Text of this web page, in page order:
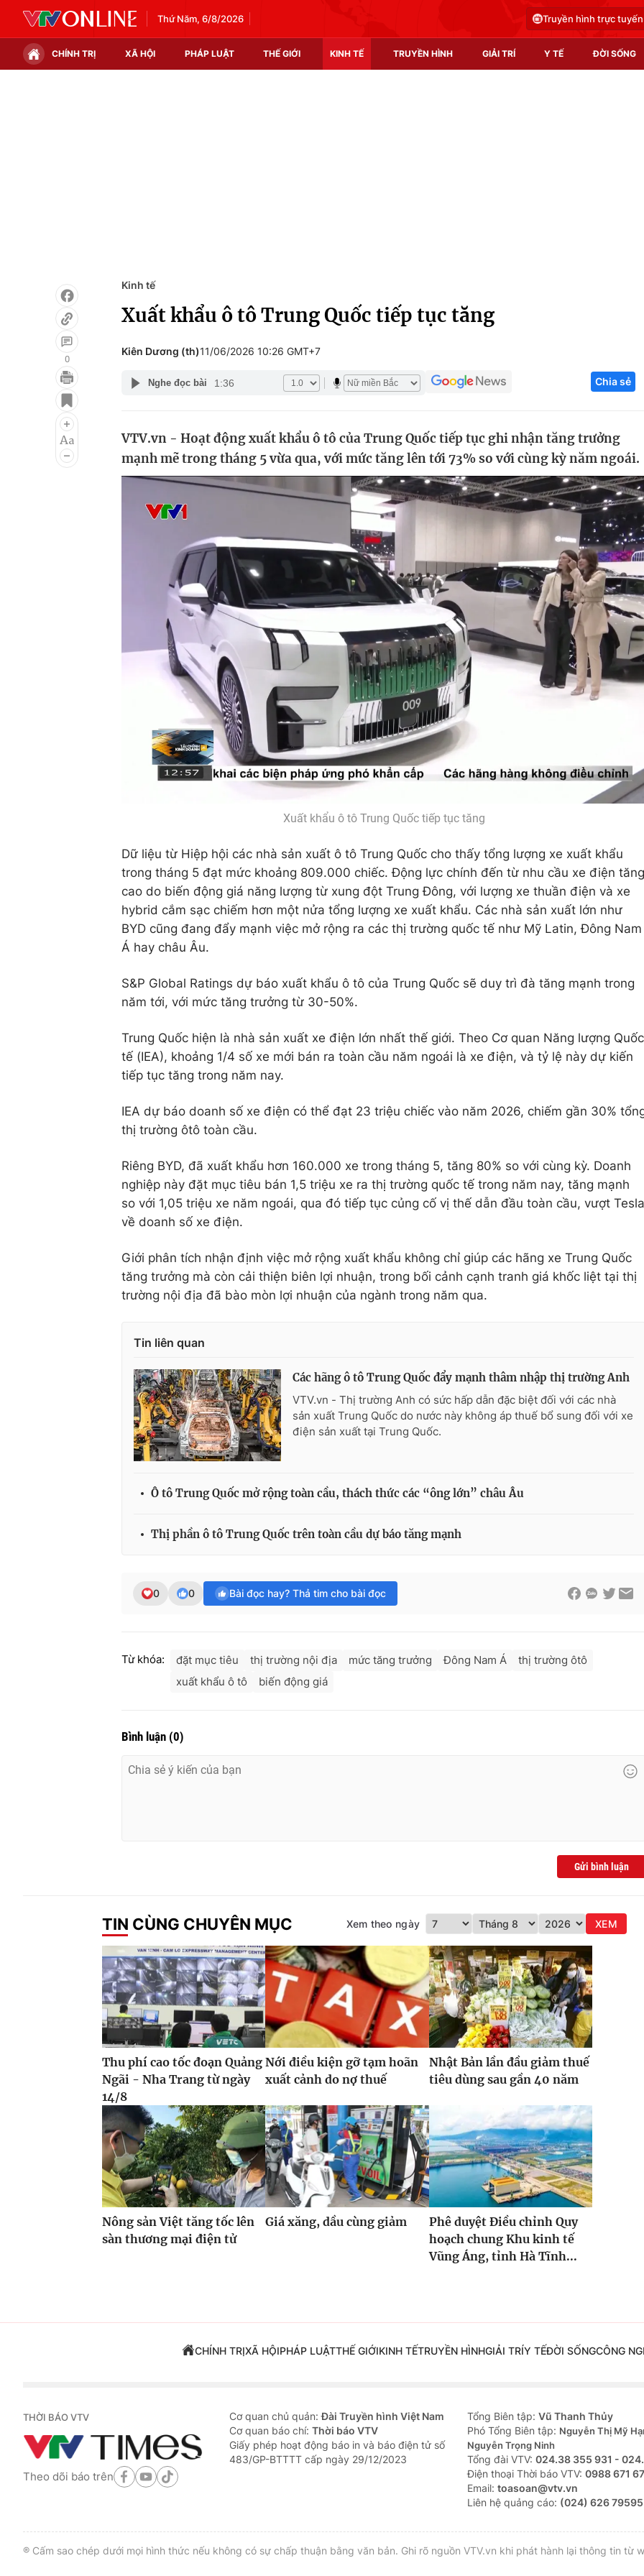
Thứ Năm, 6/8/2026 Truyền hình trực tuyến
CHÍNH TRỊ XÃ HỘI PHÁP LUẬT THẾ GIỚI KINH TẾ TRUYỀN HÌNH GIẢI TRÍ Y TẾ ĐỜI SỐNG
Điện ảnh
Âm nhạc
Làm đẹp
Chất lượng cuộc sống
Giáo dục
Học trực tuyến
Công nghệ
Sản phẩm
Thị trường
Tư vấn
0
Kinh tế
Xuất khẩu ô tô Trung Quốc tiếp tục tăng
Kiên Dương (th)11/06/2026 10:26 GMT+7
Nghe đọc bài 1:36 Chia sẻ
VTV.vn - Hoạt động xuất khẩu ô tô của Trung Quốc tiếp tục ghi nhận tăng trưởng
mạnh mẽ trong tháng 5 vừa qua, với mức tăng lên tới 73% so với cùng kỳ năm ngoái.
Xuất khẩu ô tô Trung Quốc tiếp tục tăng
Dữ liệu từ Hiệp hội các nhà sản xuất ô tô Trung Quốc cho thấy tổng lượng xe xuất khẩu
trong tháng 5 đạt mức khoảng 809.000 chiếc. Động lực chính đến từ nhu cầu xe điện tăng
cao do biến động giá năng lượng từ xung đột Trung Đông, với lượng xe thuần điện và xe
hybrid cắm sạc chiếm hơn một nửa tổng lượng xe xuất khẩu. Các nhà sản xuất lớn như
BYD cũng đang đẩy mạnh việc mở rộng ra các thị trường quốc tế như Mỹ Latin, Đông Nam
Á hay châu Âu.
S&P Global Ratings dự báo xuất khẩu ô tô của Trung Quốc sẽ duy trì đà tăng mạnh trong
năm tới, với mức tăng trưởng từ 30-50%.
Trung Quốc hiện là nhà sản xuất xe điện lớn nhất thế giới. Theo Cơ quan Năng lượng Quốc
tế (IEA), khoảng 1/4 số xe mới bán ra toàn cầu năm ngoái là xe điện, và tỷ lệ này dự kiến
tiếp tục tăng trong năm nay.
IEA dự báo doanh số xe điện có thể đạt 23 triệu chiếc vào năm 2026, chiếm gần 30%
thị trường ôtô toàn cầu.
Riêng BYD, đã xuất khẩu hơn 160.000 xe trong tháng 5, tăng 80% so với cùng kỳ. Doanh
nghiệp này đặt mục tiêu bán 1,5 triệu xe ra thị trường quốc tế trong năm nay, tăng mạnh
so với 1,05 triệu xe năm ngoái, qua đó tiếp tục củng cố vị thế dẫn đầu toàn cầu, vượt Tesla
về doanh số xe điện.
Giới phân tích nhận định việc mở rộng xuất khẩu không chỉ giúp các hãng xe Trung Quốc
tăng trưởng mà còn cải thiện biên lợi nhuận, trong bối cảnh cạnh tranh giá khốc liệt tại thị
trường nội địa đã bào mòn lợi nhuận của ngành trong năm qua.
Tin liên quan
Các hãng ô tô Trung Quốc đẩy mạnh thâm nhập thị trường Anh
VTV.vn - Thị trường Anh có sức hấp dẫn đặc biệt đối với các nhà
sản xuất Trung Quốc do nước này không áp thuế bổ sung đối với xe
điện sản xuất tại Trung Quốc.
Ô tô Trung Quốc mở rộng toàn cầu, thách thức các “ông lớn” châu Âu
Thị phần ô tô Trung Quốc trên toàn cầu dự báo tăng mạnh
0 0 Bài đọc hay? Thả tim cho bài đọc
Từ khóa: đặt mục tiêu thị trường nội địa mức tăng trưởng Đông Nam Á
thị trường ôtô
xuất khẩu ô tô
biến động giá
Bình luận (0)
Gửi bình luận
TIN CÙNG CHUYÊN MỤC Xem theo ngày XEM
Thu phí cao tốc đoạn Quảng
Ngãi - Nha Trang từ ngày
14/8
Nới điều kiện gỡ tạm hoãn
xuất cảnh do nợ thuế
Nhật Bản lần đầu giảm thuế
tiêu dùng sau gần 40 năm
Nông sản Việt tăng tốc lên
sàn thương mại điện tử
Giá xăng, dầu cùng giảm
Phê duyệt Điều chỉnh Quy
hoạch chung Khu kinh tế
Vũng Áng, tỉnh Hà Tĩnh...
CHÍNH TRỊXÃ HỘIPHÁP LUẬTTHẾ GIỚIKINH TẾTRUYỀN HÌNHGIẢI TRÍY TẾĐỜI SỐNGCÔNG
THỜI BÁO VTV
Theo dõi báo trên
Cơ quan chủ quản:Đài Truyền hình Việt Nam
Cơ quan báo chí: Thời báo VTV
Giấy phép hoạt động báo in và báo điện tử số
483/GP-BTTTT cấp ngày 29/12/2023
Tổng Biên tập: Vũ Thanh Thủy
Phó Tổng Biên tập: Nguyễn Thị Mỹ
Nguyễn Trọng Ninh
Tổng đài VTV: 024.38 355 931 -
Ðiện thoại Thời báo VTV: 0988 671
Email: toasoan@vtv.vn
Liên hệ quảng cáo: (024) 626 79595
® Cấm sao chép dưới mọi hình thức nếu không có sự chấp thuận bằng văn bản. Ghi rõ nguồn VTV.vn khi phát hành lại thông tin từ